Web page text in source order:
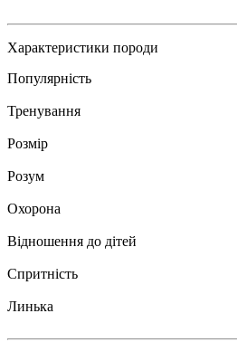
Характеристики породи
Популярність
Тренування
Розмір
Розум
Охорона
Відношення до дітей
Спритність
Линька